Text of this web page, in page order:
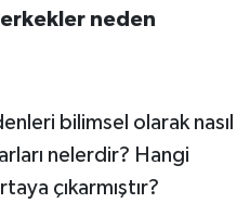
erkekler neden
bilimsel olarak nasıl
nelerdir? Hangi
çıkarmıştır?